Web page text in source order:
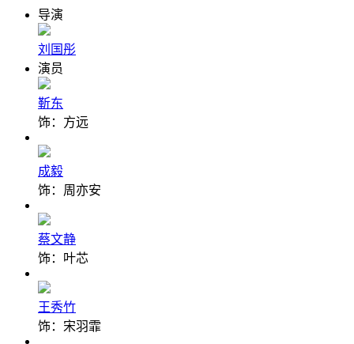
导演
刘国彤
演员
靳东
饰：方远
成毅
饰：周亦安
蔡文静
饰：叶芯
王秀竹
饰：宋羽霏